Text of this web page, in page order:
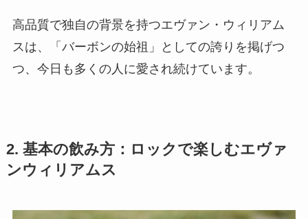
高品質で独自の背景を持つエヴァン・ウィリアム
スは、「バーボンの始祖」としての誇りを掲げつ
つ、今日も多くの人に愛され続けています。
2. 基本の飲み方：ロックで楽しむエヴァ
ンウィリアムス